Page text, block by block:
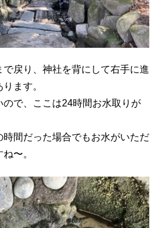
戻り、神社を背にして右手に進
ます。
で、ここは24時間お水取りが
間だった場合でもお水がいただ
〜。